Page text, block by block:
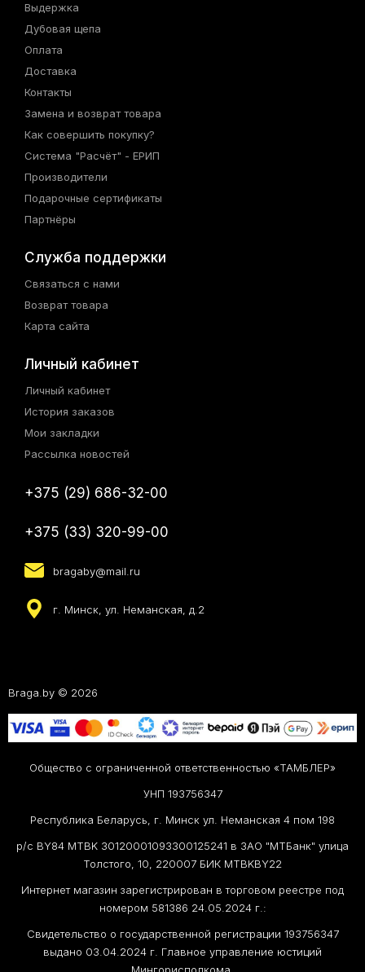
Выдержка
Дубовая щепа
Оплата
Доставка
Контакты
Замена и возврат товара
Как совершить покупку?
Система "Расчёт" - ЕРИП
Производители
Подарочные сертификаты
Партнёры
Служба поддержки
Связаться с нами
Возврат товара
Карта сайта
Личный кабинет
Личный кабинет
История заказов
Мои закладки
Рассылка новостей
+375 (29) 686-32-00
+375 (33) 320-99-00
bragaby@mail.ru
г. Минск, ул. Неманская, д.2
Braga.by © 2026
Общество с ограниченной ответственностью «ТАМБЛЕР»
УНП 193756347
Республика Беларусь, г. Минск ул. Неманская 4 пом 198
р/с BY84 MTBK 30120001093300125241 в ЗАО "МТБанк" улица
Толстого, 10, 220007 БИК MTBKBY22
Интернет магазин зарегистрирован в торговом реестре под
номером 581386 24.05.2024 г.:
Свидетельство о государственной регистрации 193756347
выдано 03.04.2024 г. Главное управление юстиций